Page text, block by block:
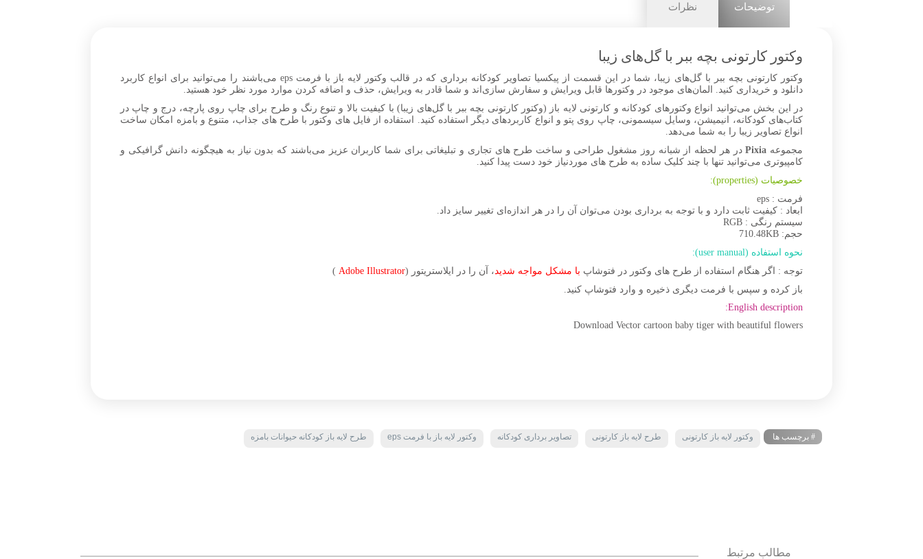
توضیحات نظرات
وکتور کارتونی بچه ببر با گل‌های زیبا
وکتور کارتونی بچه ببر با گل‌های زیبا، شما در این قسمت از پیکسیا تصاویر کودکانه برداری که در قالب وکتور لایه باز با فرمت eps می‌باشند را می‌توانید برای انواع کاربرد
دانلود و خریداری کنید. المان‌های موجود در وکتورها قابل ویرایش و سفارش سازی‌اند و شما قادر به ویرایش، حذف و اضافه کردن موارد مورد نظر خود هستید.
در این بخش می‌توانید انواع وکتورهای کودکانه و کارتونی لایه باز (وکتور کارتونی بچه ببر با گل‌های زیبا) با کیفیت بالا و تنوع رنگ و طرح برای چاپ روی پارچه، درج و چاپ در
کتاب‌های کودکانه، انیمیشن، وسایل سیسمونی، چاپ روی پتو و انواع کاربردهای دیگر استفاده کنید. استفاده از فایل های وکتور با طرح های جذاب، متنوع و بامزه امکان ساخت
انواع تصاویر زیبا را به شما می‌دهد.
مجموعه Pixia در هر لحظه از شبانه روز مشغول طراحی و ساخت طرح های تجاری و تبلیغاتی برای شما کاربران عزیز می‌باشند که بدون نیاز به هیچگونه دانش گرافیکی و
کامپیوتری می‌توانید تنها با چند کلیک ساده به طرح های موردنیاز خود دست پیدا کنید.
خصوصیات (properties):
فرمت : eps
ابعاد : کیفیت ثابت دارد و با توجه به برداری بودن می‌توان آن را در هر اندازه‌ای تغییر سایز داد.
سیستم رنگی : RGB
حجم: 710.48KB
نحوه استفاده (user manual):
توجه : اگر هنگام استفاده از طرح های وکتور در فتوشاپ با مشکل مواجه شدید، آن را در ایلاستریتور (Adobe Illustrator
)
باز کرده و سپس با فرمت دیگری ذخیره و وارد فتوشاپ کنید.
English description:
Download Vector cartoon baby tiger with beautiful flowers
# برچسب ها وکتور لایه باز کارتونی طرح لایه باز کارتونی تصاویر برداری کودکانه وکتور لایه باز با فرمت eps طرح لایه باز کودکانه حیوانات بامزه
مطالب مرتبط